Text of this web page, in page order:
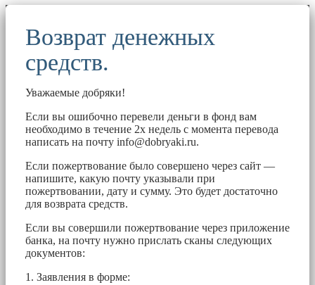
Возврат денежных
средств.
Уважаемые добряки!
Если вы ошибочно перевели деньги в фонд вам
необходимо в течение 2х недель с момента перевода
написать на почту info@dobryaki.ru.
Если пожертвование было совершено через сайт —
напишите, какую почту указывали при
пожертвовании, дату и сумму. Это будет достаточно
для возврата средств.
Если вы совершили пожертвование через приложение
банка, на почту нужно прислать сканы следующих
документов:
1. Заявления в форме: